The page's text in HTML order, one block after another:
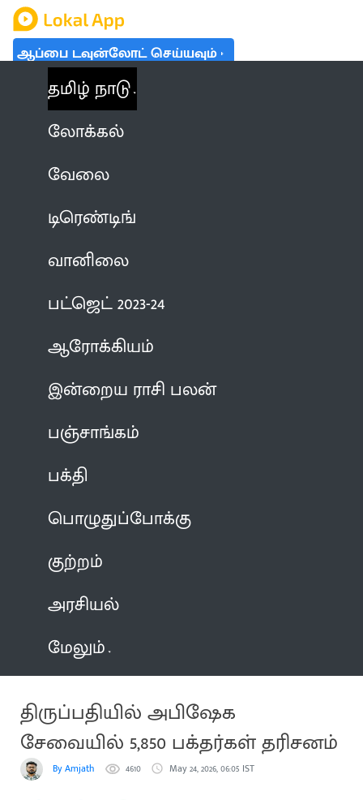
ஆப்பை டவுன்லோட் செய்யவும்
தமிழ் நாடு
லோக்கல்
வேலை
டிரெண்டிங்
வானிலை
பட்ஜெட் 2023-24
ஆரோக்கியம்
இன்றைய ராசி பலன்
பஞ்சாங்கம்
பக்தி
பொழுதுப்போக்கு
குற்றம்
அரசியல்
மேலும்
திருப்பதியில் அபிஷேக
சேவையில் 5,850 பக்தர்கள் தரிசனம்
By Amjath 4610 May 24, 2026, 06:05 IST